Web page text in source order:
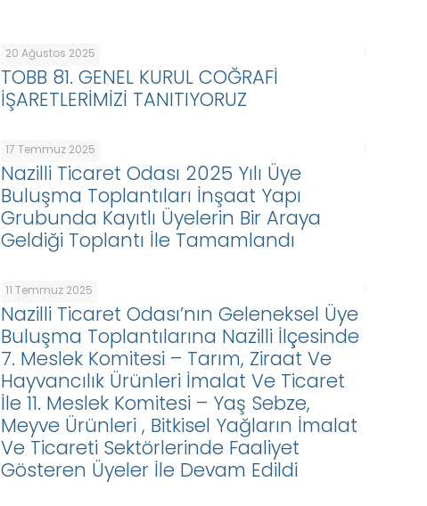
20 Ağustos 2025
TOBB 81. GENEL KURUL COĞRAFİ
İŞARETLERİMİZİ TANITIYORUZ
17 Temmuz 2025
Nazilli Ticaret Odası 2025 Yılı Üye
Buluşma Toplantıları İnşaat Yapı
Grubunda Kayıtlı Üyelerin Bir Araya
Geldiği Toplantı İle Tamamlandı
11 Temmuz 2025
Nazilli Ticaret Odası’nın Geleneksel Üye
Buluşma Toplantılarına Nazilli İlçesinde
7. Meslek Komitesi – Tarım, Ziraat Ve
Hayvancılık Ürünleri İmalat Ve Ticaret
İle 11. Meslek Komitesi – Yaş Sebze,
Meyve Ürünleri , Bitkisel Yağların İmalat
Ve Ticareti Sektörlerinde Faaliyet
Gösteren Üyeler İle Devam Edildi